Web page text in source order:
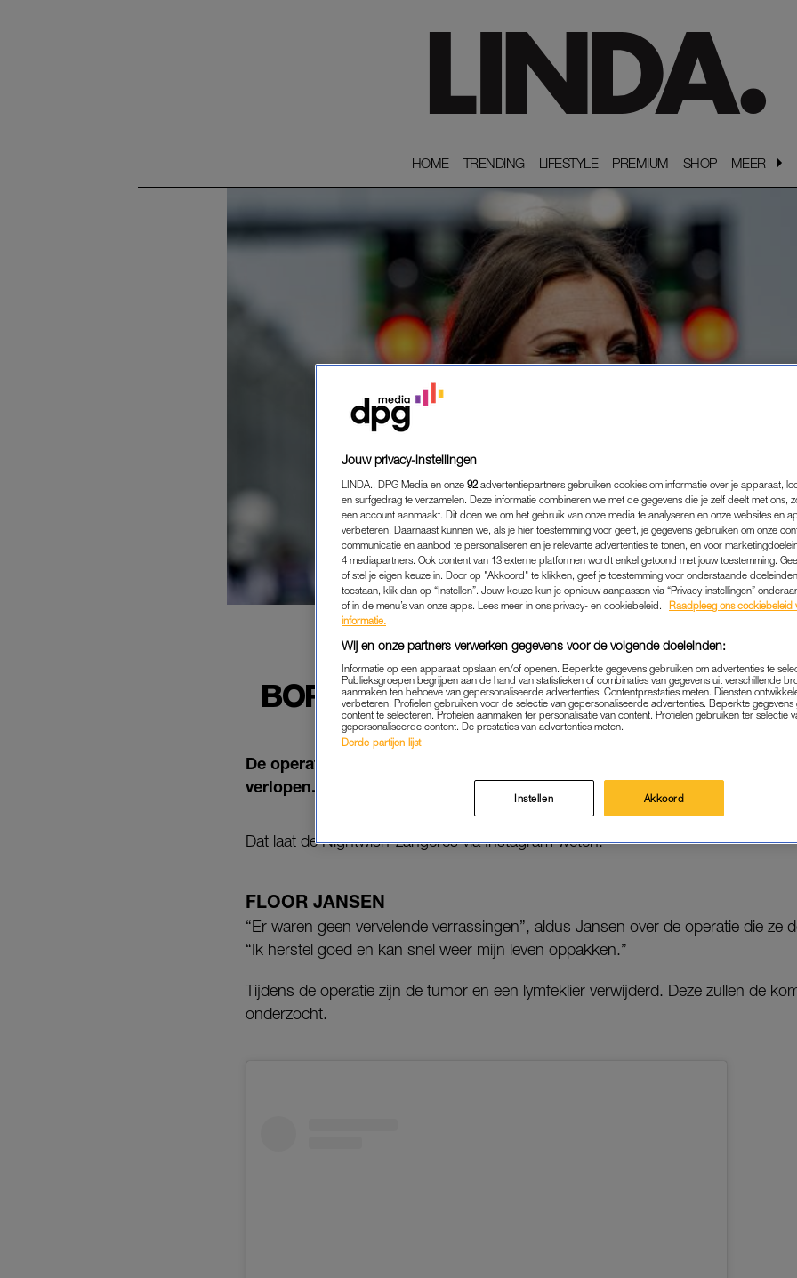
HOME
HOME TRENDING
TRENDING LIFESTYLE
LIFESTYLE PREMIUM
PREMIUM SHOP
SHOP MEER
MEER
FLOOR JANSEN OPGELUCHT
BORSTOPERATIE: 'HET GAAT
28-10-2022 | FLOORTJE VAN GAMEREN
De operatie die Floor Jansen moest ondergaan aan een tumor in haar
verlopen. Ook het herstel verloopt goed.
Dat laat de Nightwish-zangeres via Instagram weten.
FLOOR JANSEN
“Er waren geen vervelende verrassingen”, aldus Jansen over de operatie die ze
“Ik herstel goed en kan snel weer mijn leven oppakken.”
Tijdens de operatie zijn de tumor en een lymfeklier verwijderd. Deze zullen de
onderzocht.
Jouw privacy-instellingen
LINDA., DPG Media en onze 92 advertentiepartners gebruiken cookies om informatie over je apparaat,
en surfgedrag te verzamelen. Deze informatie combineren we met de gegevens die je zelf deelt met ons,
een account aanmaakt. Dit doen we om het gebruik van onze media te analyseren en onze websites en
verbeteren. Daarnaast kunnen we, als je hier toestemming voor geeft, je gegevens gebruiken om onze
communicatie en aanbod te personaliseren en je relevante advertenties te tonen, en voor
4 mediapartners. Ook content van 13 externe platformen wordt enkel getoond met jouw toestemming.
of stel je eigen keuze in. Door op "Akkoord" te klikken, geef je toestemming voor onderstaande
toestaan, klik dan op “Instellen”. Jouw keuze kun je opnieuw aanpassen via “Privacy-instellingen”
of in de menu’s van onze apps. Lees meer in ons privacy- en cookiebeleid.
Raadpleeg ons cookiebeleid
informatie.
Wij en onze partners verwerken gegevens voor de volgende doeleinden:
Informatie op een apparaat opslaan en/of openen. Beperkte gegevens gebruiken om advertenties te
Publieksgroepen begrijpen aan de hand van statistieken of combinaties van gegevens uit verschillende
aanmaken ten behoeve van gepersonaliseerde advertenties. Contentprestaties meten. Diensten
verbeteren. Profielen gebruiken voor de selectie van gepersonaliseerde advertenties. Beperkte
content te selecteren. Profielen aanmaken ter personalisatie van content. Profielen gebruiken ter selectie
gepersonaliseerde content. De prestaties van advertenties meten.
Derde partijen lijst
Instellen Akkoord